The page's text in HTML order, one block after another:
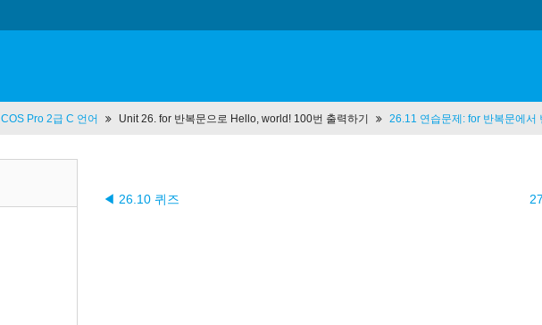
COS Pro 2급 C 언어 Unit 26. for 반복문으로 Hello, world! 100번 출력하기 26.11 연습문제: for 반복문에서
◀ 26.10 퀴즈